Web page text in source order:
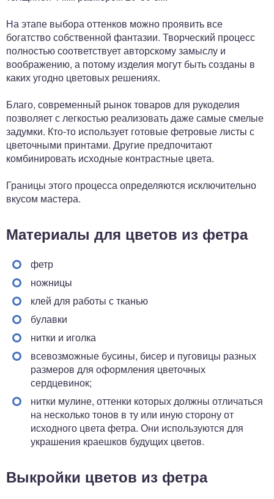
На этапе выбора оттенков можно проявить все
богатство собственной фантазии. Творческий процесс
полностью соответствует авторскому замыслу и
воображению, а потому изделия могут быть созданы в
каких угодно цветовых решениях.
Благо, современный рынок товаров для рукоделия
позволяет с легкостью реализовать даже самые смелые
задумки. Кто-то использует готовые фетровые листы с
цветочными принтами. Другие предпочитают
комбинировать исходные контрастные цвета.
Границы этого процесса определяются исключительно
вкусом мастера.
Материалы для цветов из фетра
фетр
ножницы
клей для работы с тканью
булавки
нитки и иголка
всевозможные бусины, бисер и пуговицы разных
размеров для оформления цветочных
сердцевинок;
нитки мулине, оттенки которых должны отличаться
на несколько тонов в ту или иную сторону от
исходного цвета фетра. Они используются для
украшения краешков будущих цветов.
Выкройки цветов из фетра